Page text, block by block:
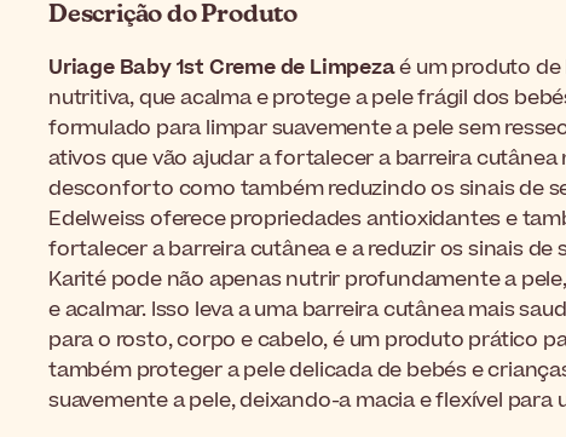
Descrição do Produto
Uriage Baby 1st Creme de Limpezaé um produto de
nutritiva, que acalma e protege a pele frágil dos
formulado para limpar suavemente a pele sem
ativos que vão ajudar a fortalecer a barreira
desconforto como também reduzindo os sinais de
Edelweiss oferece propriedades antioxidantes e
fortalecer a barreira cutânea e a reduzir os sinais de
Karité pode não apenas nutrir profundamente a
e acalmar. Isso leva a uma barreira cutânea mais
para o rosto, corpo e cabelo, é um produto prático
também proteger a pele delicada de bebés e
suavemente a pele, deixando-a macia e flexível